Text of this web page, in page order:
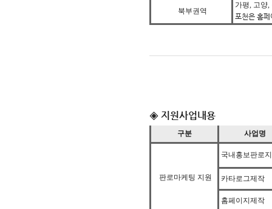
북부권역
가평, 고양
포천은 홈
◈ 지원사업내용
구분 사업명
판로마케팅 지원
국내홍보판로
카타로그제작
홈페이지제작